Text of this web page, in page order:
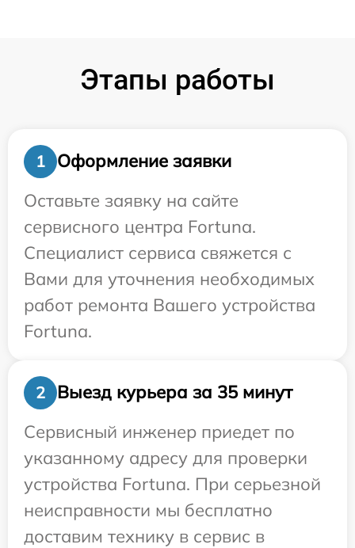
Этапы работы
1
Оформление заявки
Оставьте заявку на сайте
сервисного центра Fortuna.
Специалист сервиса свяжется с
Вами для уточнения необходимых
работ ремонта Вашего устройства
Fortuna.
2
Выезд курьера за 35 минут
Сервисный инженер приедет по
указанному адресу для проверки
устройства Fortuna. При серьезной
неисправности мы бесплатно
доставим технику в сервис в